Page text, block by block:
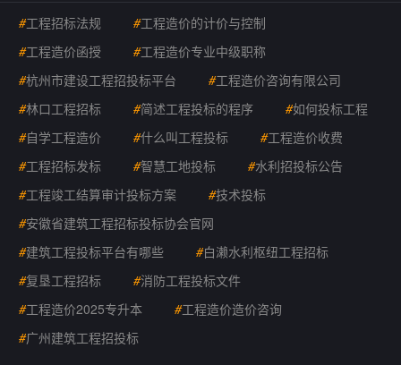
#工程招标法规 #工程造价的计价与控制
#工程造价函授 #工程造价专业中级职称
#杭州市建设工程招投标平台 #工程造价咨询有限公司
#林口工程招标 #简述工程投标的程序 #如何投标工程
#自学工程造价 #什么叫工程投标 #工程造价收费
#工程招标发标 #智慧工地投标 #水利招投标公告
#工程竣工结算审计投标方案 #技术投标
#安徽省建筑工程招标投标协会官网
#建筑工程投标平台有哪些 #白濑水利枢纽工程招标
#复垦工程招标 #消防工程投标文件
#工程造价2025专升本 #工程造价造价咨询
#广州建筑工程招投标